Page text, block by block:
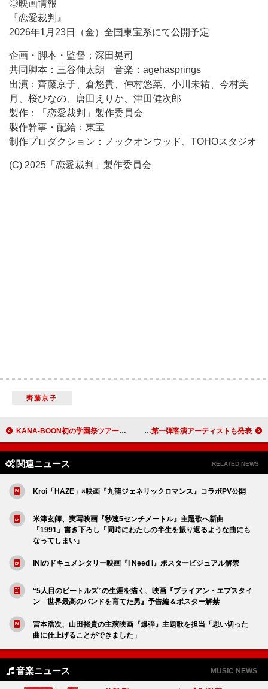
◎映画情報
『恋愛裁判』
2026年1月23日（金）全国東宝系にて公開予定
企画・脚本・監督：深田晃司
共同脚本：三谷伸太朗 音楽：agehasprings
出演：齊藤京子、倉悠貴、仲村悠菜、小川未祐、今村美
月、桜ひなの、唐田えりか、津田健次郎
製作：「恋愛裁判」製作委員会
製作幹事・配給：東宝
制作プロダクション：ノックオンウッド、TOHOスタジオ
(C) 2025「恋愛裁判」製作委員会
齊藤京子
KANA-BOON初の学園祭ツアー開催決定 ELIONE、初のZeppワンマンライブ開催決定 G-k.i.d／JP THE WAVY／Mummy-D／CHICO CARLITOら第一弾客演アーティストも発表
関連ニュース RELATED NEWS
Kroi「HAZE」×映画『九龍ジェネリックロマンス』コラボPV公開
米津玄師、実写映画『秒速5センチメートル』主題歌へ新曲
「1991」書き下ろし「同時にわたしの半生を振り返るような曲にも
なってしまい」
INIのドキュメンタリー映画『I Need I』ポスタービジュアル解禁
“5人目のビートルズ”の生涯を描く、映画『ブライアン・エプスタイ
ン 世界最高のバンドを育てた男』予告編＆ポスター解禁
宮本浩次、山田裕貴の主演映画『爆弾』主題歌を担当「思い切った
曲に仕上げることができました」
音楽ニュース MUSIC NEWS